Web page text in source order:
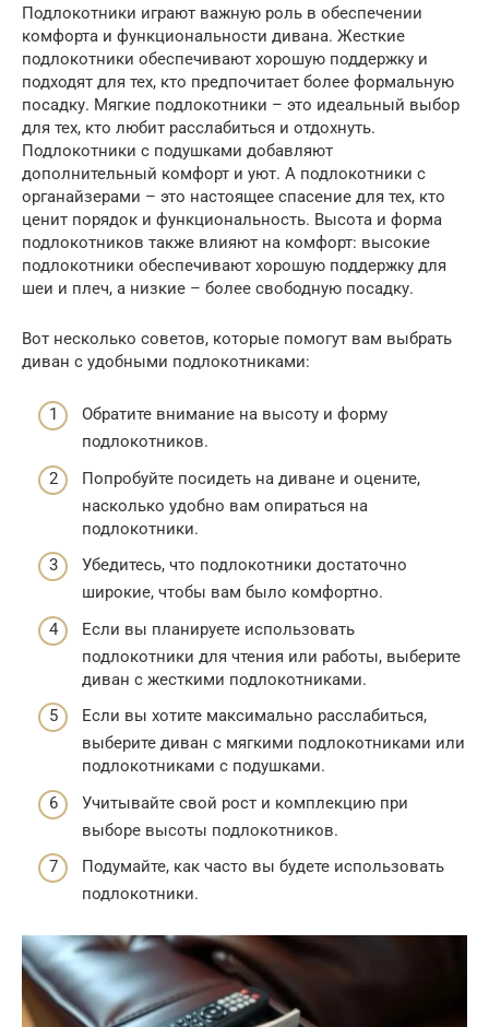
Подлокотники играют важную роль в обеспечении
комфорта и функциональности дивана. Жесткие
подлокотники обеспечивают хорошую поддержку и
подходят для тех, кто предпочитает более формальную
посадку. Мягкие подлокотники – это идеальный выбор
для тех, кто любит расслабиться и отдохнуть.
Подлокотники с подушками добавляют
дополнительный комфорт и уют. А подлокотники с
органайзерами – это настоящее спасение для тех, кто
ценит порядок и функциональность. Высота и форма
подлокотников также влияют на комфорт: высокие
подлокотники обеспечивают хорошую поддержку для
шеи и плеч, а низкие – более свободную посадку.
Вот несколько советов, которые помогут вам выбрать
диван с удобными подлокотниками:
Обратите внимание на высоту и форму
подлокотников.
Попробуйте посидеть на диване и оцените,
насколько удобно вам опираться на
подлокотники.
Убедитесь, что подлокотники достаточно
широкие, чтобы вам было комфортно.
Если вы планируете использовать
подлокотники для чтения или работы, выберите
диван с жесткими подлокотниками.
Если вы хотите максимально расслабиться,
выберите диван с мягкими подлокотниками или
подлокотниками с подушками.
Учитывайте свой рост и комплекцию при
выборе высоты подлокотников.
Подумайте, как часто вы будете использовать
подлокотники.